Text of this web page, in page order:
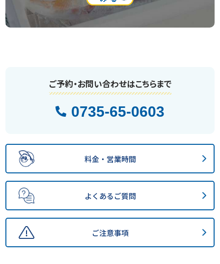
ご予約・お問い合わせはこちらまで
0735-65-0603
料金・営業時間
よくあるご質問
ご注意事項